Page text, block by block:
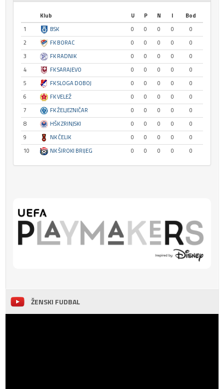
Klub U P N I
Bod
1
BSK 0 0 0 0
0
2
FK BORAC 0 0 0 0
0
3
FK RADNIK 0 0 0 0
0
4
FK SARAJEVO 0 0 0 0
0
5
FK SLOGA DOBOJ 0 0 0 0
0
6
FK VELEŽ 0 0 0 0
0
7
FK ŽELJEZNIČAR 0 0 0 0
0
8
HŠK ZRINJSKI 0 0 0 0
0
9
NK ČELIK 0 0 0 0
0
10
NK ŠIROKI BRIJEG 0 0 0 0 0
ŽENSKI FUDBAL